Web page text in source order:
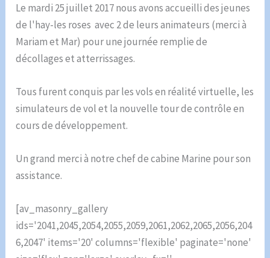
Le mardi 25 juillet 2017 nous avons accueilli des jeunes
de l'hay-les roses avec 2 de leurs animateurs (merci à
Mariam et Mar) pour une journée remplie de
décollages et atterrissages.
Tous furent conquis par les vols en réalité virtuelle, les
simulateurs de vol et la nouvelle tour de contrôle en
cours de développement.
Un grand merci à notre chef de cabine Marine pour son
assistance.
[av_masonry_gallery
ids='2041,2045,2054,2055,2059,2061,2062,2065,2056,204
6,2047' items='20' columns='flexible' paginate='none'